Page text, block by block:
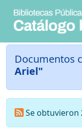
Documentos
Ariel"
Se obtuvieron